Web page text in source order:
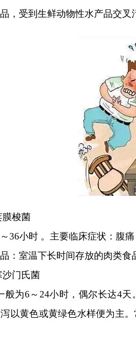
，受到生鲜动物性水产品交叉
膜梭菌
36小时 。主要临床症状：腹
：室温下长时间存放的肉类食
沙门氏菌
般为6～24小时 ，偶尔长达4天
以黄色或黄绿色水样便为主